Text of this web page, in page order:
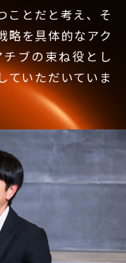
ことだと考え、そ
略を具体的なアク
ブの束ね役とし
ていただいていま